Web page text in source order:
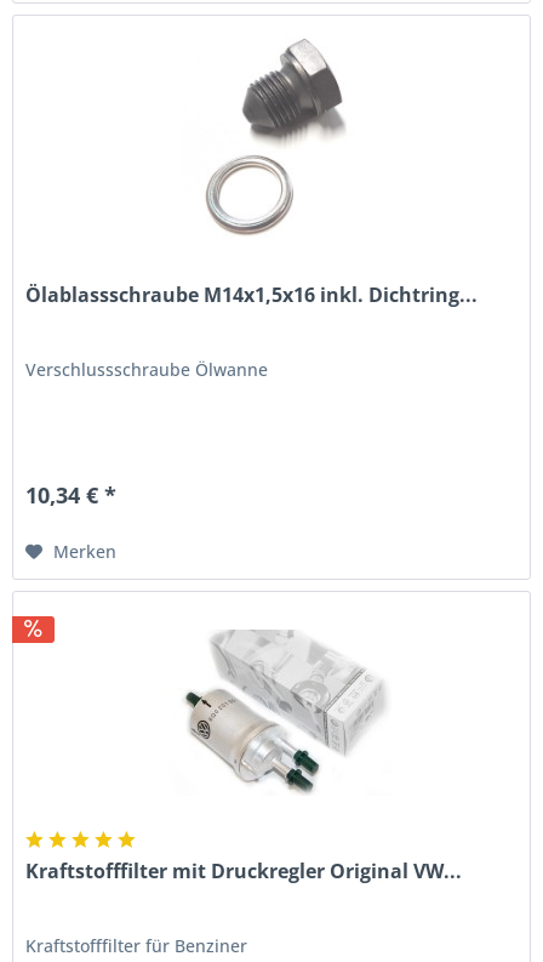
Ölablassschraube M14x1,5x16 inkl. Dichtring...
Verschlussschraube Ölwanne
10,34 € *
Merken
Kraftstofffilter mit Druckregler Original VW...
Kraftstofffilter für Benziner